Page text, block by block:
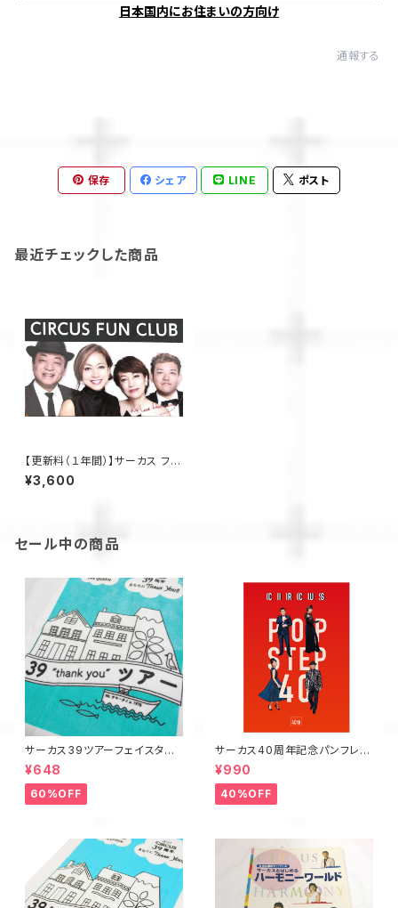
日本国内にお住まいの方向け
通報する
保存 シェア LINE ポスト
最近チェックした商品
【更新料（１年間）】サーカス ファ
ンクラブ ※他商品との同梱不可
¥3,600
セール中の商品
サーカス39ツアーフェイスタオ
ル
¥648
60%OFF
サーカス40周年記念パンフレッ
ト
¥990
40%OFF